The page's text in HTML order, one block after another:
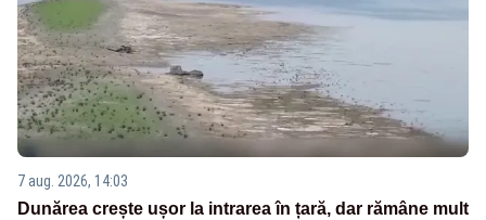
7 aug. 2026, 14:03
Dunărea crește ușor la intrarea în țară, dar rămâne mult